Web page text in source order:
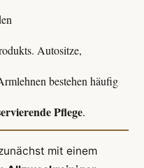
Autositze,
bestehen häufig
Pflege.
mit einem